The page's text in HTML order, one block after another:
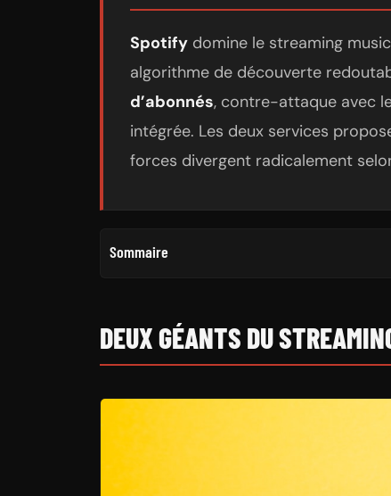
Spotify domine le streaming
algorithme de découverte
d’abonnés, contre-attaque avec
intégrée. Les deux services
forces divergent radicalement
Sommaire
DEUX GÉANTS DU